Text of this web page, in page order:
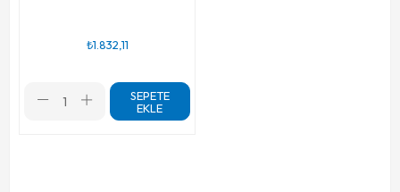
₺1.832,11
SEPETE
EKLE